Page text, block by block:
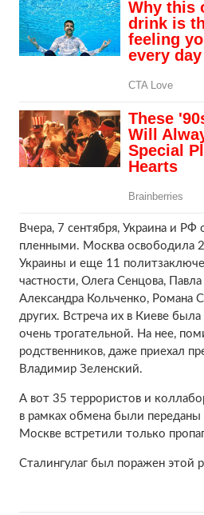
Вчера, 7 сентября, Украина и РФ
пленными. Москва освободила
Украины и еще 11
частности, Олега Сенцова, Павла
Александра Кольченко, Романа
других. Встреча их в Киеве была
очень трогательной. На нее,
родственников, даже приехал
Владимир Зеленский.
А вот 35 террористов и
в рамках обмена были переданы
Москве встретили только
Сталингулаг был поражен этой